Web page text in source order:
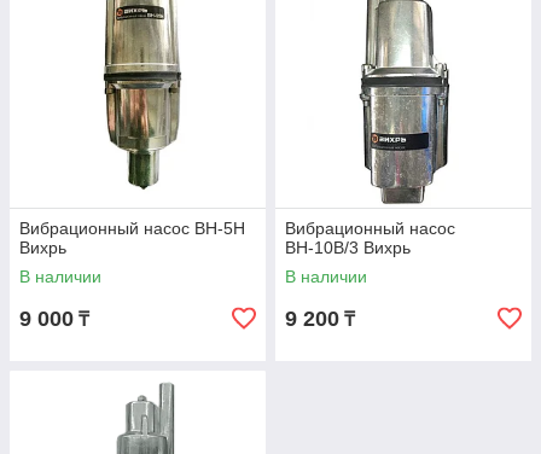
Вибрационный насос ВН-5Н
Вихрь
В наличии
9 000 ₸
Вибрационный насос
ВН-10В/3 Вихрь
В наличии
9 200 ₸